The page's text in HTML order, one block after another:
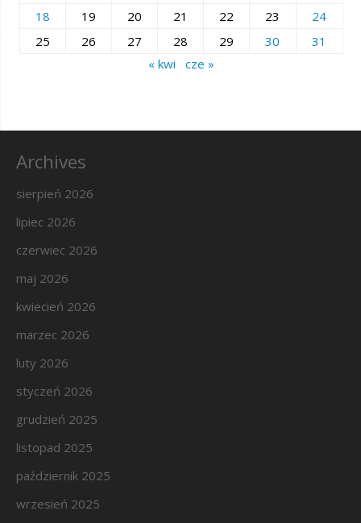
18
19 20 21 22 23
24
25
26 27 28 29 30
31
« kwi
cze »
Archives
sierpień 2026
lipiec 2026
czerwiec 2026
maj 2026
kwiecień 2026
marzec 2026
luty 2026
styczeń 2026
grudzień 2025
listopad 2025
październik 2025
wrzesień 2025